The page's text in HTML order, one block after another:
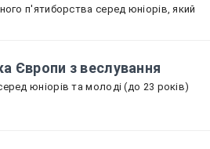
п'ятиборства серед юніорів, який
Європи з веслування
юніорів та молоді (до 23 років)